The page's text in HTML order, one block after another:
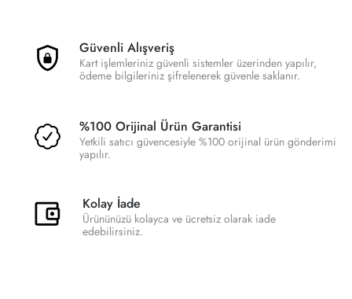
Güvenli Alışveriş
Kart işlemleriniz güvenli sistemler üzerinden yapılır,
ödeme bilgileriniz şifrelenerek güvenle saklanır.
%100 Orijinal Ürün Garantisi
Yetkili satıcı güvencesiyle %100 orijinal ürün gönderimi
yapılır.
Kolay İade
Ürününüzü kolayca ve ücretsiz olarak iade
edebilirsiniz.